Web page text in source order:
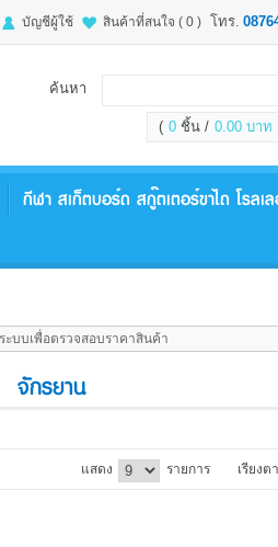
โทร.
สินค้าที่สนใจ ( 0 )
บัญชีผู้ใช้
ค้นหา
( 0 ชิ้น 0.00 บาท
กีฬา สเก็ตบอร์ด สกู๊ตเตอร์ขาไถ โรลเล
ะบบเพื่อตรวจสอบราคาสินค้า
จักรยาน
เรียงต
แสดง รายการ